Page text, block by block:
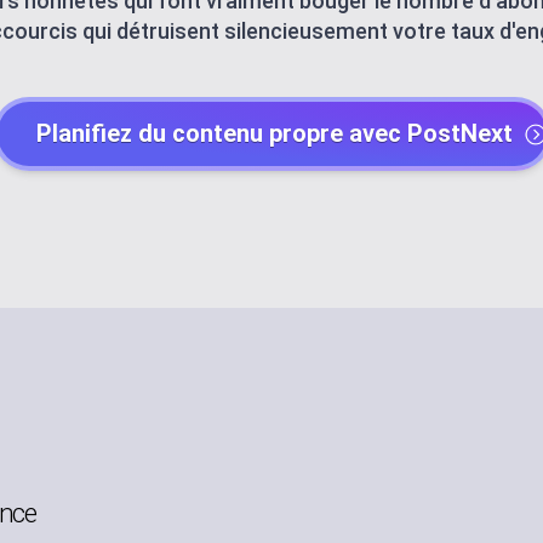
AI AGENTS
Automate with AI
qui détruisent silencieusement votre taux
Planifiez du contenu propre avec PostNext